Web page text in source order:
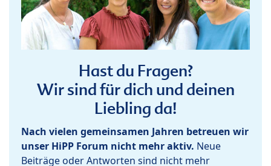
Hast du Fragen?
Wir sind für dich und deinen
Liebling da!
Nach vielen gemeinsamen Jahren betreuen wir
unser HiPP Forum nicht mehr aktiv. Neue
Beiträge oder Antworten sind nicht mehr